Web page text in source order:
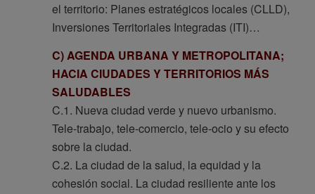
el territorio: Planes estratégicos locales (CLLD),
Inversiones Territoriales Integradas (ITI)…
C) AGENDA URBANA Y METROPOLITANA;
HACIA CIUDADES Y TERRITORIOS MÁS
SALUDABLES
C.1. Nueva ciudad verde y nuevo urbanismo.
Tele-trabajo, tele-comercio, tele-ocio y su efecto
sobre la ciudad.
C.2. La ciudad de la salud, la equidad y la
cohesión social. La ciudad resiliente ante los